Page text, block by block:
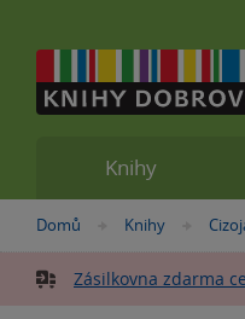
Nacházíte
zde:
Domů »
Knihy »
Zásilkovna zdarma
Knihy